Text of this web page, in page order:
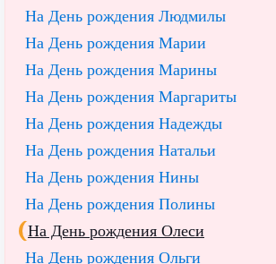
На День рождения Людмилы
На День рождения Марии
На День рождения Марины
На День рождения Маргариты
На День рождения Надежды
На День рождения Натальи
На День рождения Нины
На День рождения Полины
На День рождения Олеси
На День рождения Ольги